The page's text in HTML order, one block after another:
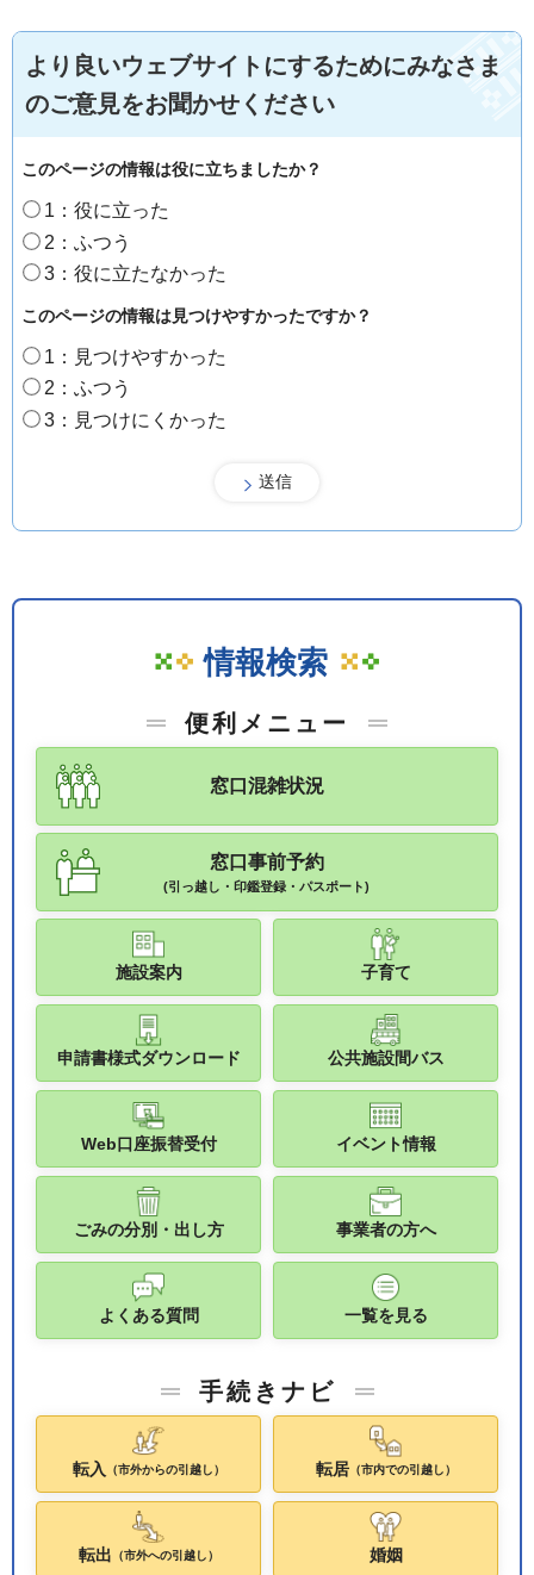
より良いウェブサイトにするためにみなさま
のご意見をお聞かせください
このページの情報は役に立ちましたか？
1：役に立った
2：ふつう
3：役に立たなかった
このページの情報は見つけやすかったですか？
1：見つけやすかった
2：ふつう
3：見つけにくかった
情報検索
便利メニュー
窓口混雑状況
窓口事前予約
(引っ越し・印鑑登録・パスポート)
施設案内 子育て
申請書様式ダウンロード 公共施設間バス
Web口座振替受付 イベント情報
ごみの分別・出し方 事業者の方へ
よくある質問 一覧を見る
手続きナビ
転入 （市外からの引越し） 転居（市内での引越し）
転出 （市外への引越し） 婚姻